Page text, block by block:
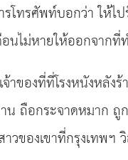
โทรศัพท์บอกว่า ให้ไ
นไม่หายให้ออกจากที่
าของที่ที่โรงหนังหลัง
ถือกระจาดหมาก ถู
าวของเขาที่กรุงเทพ